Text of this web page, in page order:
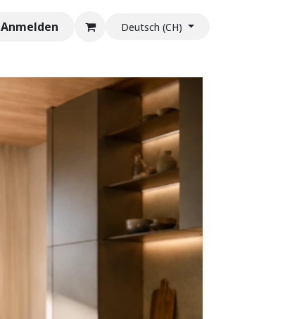
Anmelden Deutsch (CH)